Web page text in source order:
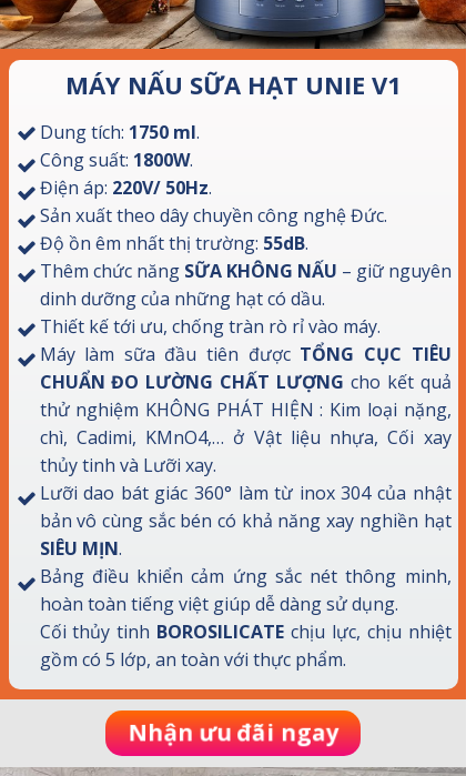
MÁY NẤU SỮA HẠT UNIE V1
Dung tích: 1750 ml.
Công suất: 1800W.
Điện áp: 220V/ 50Hz.
Sản xuất theo dây chuyền công nghệ Đức.
Độ ồn êm nhất thị trường: 55dB.
Thêm chức năng SỮA KHÔNG NẤU – giữ nguyên
dinh dưỡng của những hạt có dầu.
Thiết kế tới ưu, chống tràn rò rỉ vào máy.
Máy làm sữa đầu tiên được TỔNG CỤC TIÊU
CHUẨN ĐO LƯỜNG CHẤT LƯỢNG cho kết quả
thử nghiệm KHÔNG PHÁT HIỆN : Kim loại nặng,
chì, Cadimi, KMnO4,… ở Vật liệu nhựa, Cối xay
thủy tinh và Lưỡi xay.
Lưỡi dao bát giác 360° làm từ inox 304 của nhật
bản vô cùng sắc bén có khả năng xay nghiền hạt
SIÊU MỊN.
Bảng điều khiển cảm ứng sắc nét thông minh,
hoàn toàn tiếng việt giúp dễ dàng sử dụng.
Cối thủy tinh BOROSILICATE chịu lực, chịu nhiệt
gồm có 5 lớp, an toàn với thực phẩm.
Nhận ưu đãi ngay